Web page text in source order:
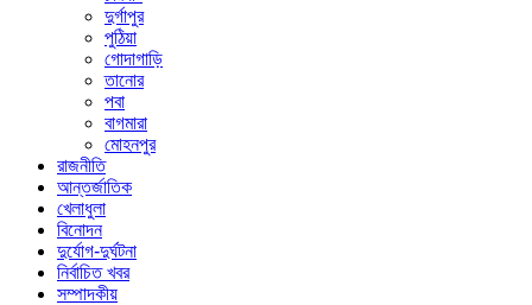
দুর্গাপুর
পুঠিয়া
গোদাগাড়ি
তানোর
পবা
বাগমারা
মোহনপুর
রাজনীতি
আন্তর্জাতিক
খেলাধুলা
বিনোদন
দুর্যোগ-দুর্ঘটনা
নির্বাচিত খবর
সম্পাদকীয়